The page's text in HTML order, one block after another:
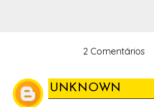
2 Comentários
UNKNOWN